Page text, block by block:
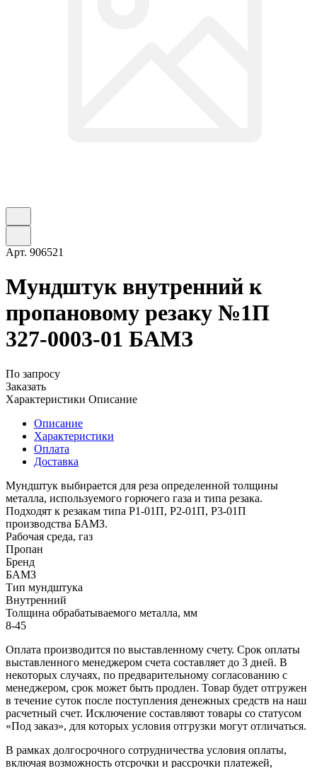
Арт. 906521
Мундштук внутренний к
пропановому резаку №1П
327-0003-01 БАМЗ
По запросу
Заказать
Характеристики Описание
Описание
Характеристики
Оплата
Доставка
Мундштук выбирается для реза определенной толщины
металла, используемого горючего газа и типа резака.
Подходят к резакам типа Р1-01П, Р2-01П, Р3-01П
производства БАМЗ.
Рабочая среда, газ
Пропан
Бренд
БАМЗ
Тип мундштука
Внутренний
Толщина обрабатываемого металла, мм
8-45
Оплата производится по выставленному счету. Срок оплаты
выставленного менеджером счета составляет до 3 дней. В
некоторых случаях, по предварительному согласованию с
менеджером, срок может быть продлен. Товар будет отгружен
в течение суток после поступления денежных средств на наш
расчетный счет. Исключение составляют товары со статусом
«Под заказ», для которых условия отгрузки могут отличаться.
В рамках долгосрочного сотрудничества условия оплаты,
включая возможность отсрочки и рассрочки платежей,